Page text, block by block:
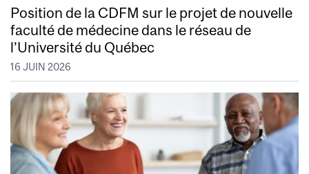
Position de la CDFM sur le projet de nouvelle
faculté de médecine dans le réseau de
l’Université du Québec
16 JUIN 2026